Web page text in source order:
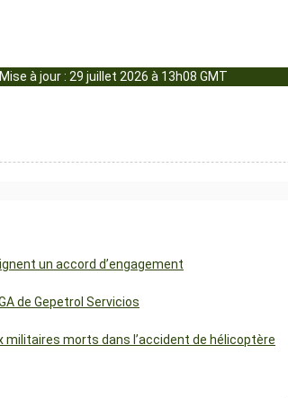
à jour : 29 juillet 2026 à 13h08 GMT
un accord d’engagement
de Gepetrol Servicios
militaires morts dans l’accident de hélicoptère